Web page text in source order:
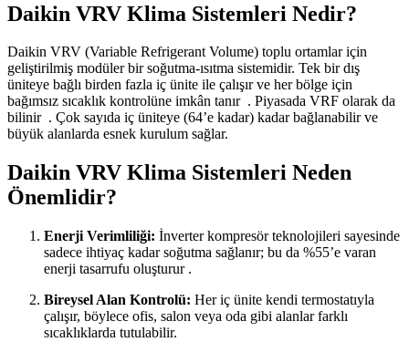
Daikin VRV Klima Sistemleri Nedir?
Daikin VRV (Variable Refrigerant Volume) toplu ortamlar için
geliştirilmiş modüler bir soğutma-ısıtma sistemidir. Tek bir dış
üniteye bağlı birden fazla iç ünite ile çalışır ve her bölge için
bağımsız sıcaklık kontrolüne imkân tanır . Piyasada VRF olarak da
bilinir . Çok sayıda iç üniteye (64’e kadar) kadar bağlanabilir ve
büyük alanlarda esnek kurulum sağlar.
Daikin VRV Klima Sistemleri Neden
Önemlidir?
Enerji Verimliliği: İnverter kompresör teknolojileri sayesinde
sadece ihtiyaç kadar soğutma sağlanır; bu da %55’e varan
enerji tasarrufu oluşturur .
Bireysel Alan Kontrolü: Her iç ünite kendi termostatıyla
çalışır, böylece ofis, salon veya oda gibi alanlar farklı
sıcaklıklarda tutulabilir.